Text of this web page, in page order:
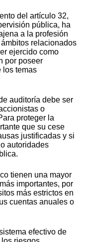
del artículo 32,
pública, ha
a la profesión
relacionados
ejercido como
por poseer
los temas
auditoría debe ser
o
proteger la
que su cese
justificadas y si
autoridades
tienen una mayor
importantes, por
más estrictos en
cuentas anuales o
efectivo de